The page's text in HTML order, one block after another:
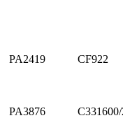
PA2419
CF922
PA3876